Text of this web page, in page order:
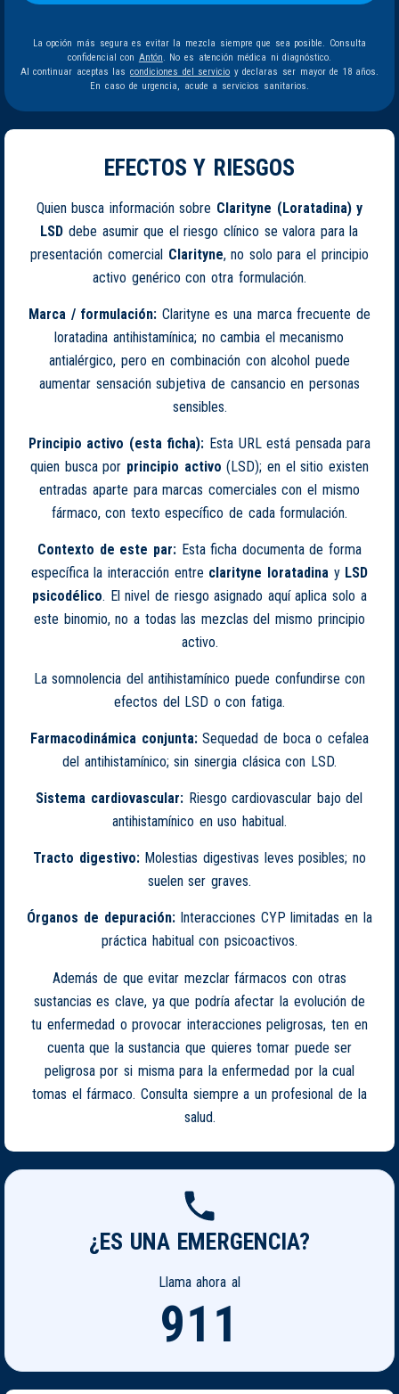
La opción más segura es evitar la mezcla siempre que sea posible. Consulta
confidencial con Antón. No es atención médica ni diagnóstico.
Al continuar aceptas las condiciones del servicio y declaras ser mayor de 18 años.
En caso de urgencia, acude a servicios sanitarios.
EFECTOS Y RIESGOS
Quien busca información sobre Clarityne (Loratadina) y
LSD debe asumir que el riesgo clínico se valora para la
presentación comercial Clarityne, no solo para el principio
activo genérico con otra formulación.
Marca / formulación: Clarityne es una marca frecuente de
loratadina antihistamínica; no cambia el mecanismo
antialérgico, pero en combinación con alcohol puede
aumentar sensación subjetiva de cansancio en personas
sensibles.
Principio activo (esta ficha): Esta URL está pensada para
quien busca por principio activo (LSD); en el sitio existen
entradas aparte para marcas comerciales con el mismo
fármaco, con texto específico de cada formulación.
Contexto de este par:Esta ficha documenta de forma
específica la interacción entre clarityne loratadinay LSD
psicodélico. El nivel de riesgo asignado aquí aplica solo a
este binomio, no a todas las mezclas del mismo principio
activo.
La somnolencia del antihistamínico puede confundirse con
efectos del LSD o con fatiga.
Farmacodinámica conjunta:Sequedad de boca o cefalea
del antihistamínico; sin sinergia clásica con LSD.
Sistema cardiovascular: Riesgo cardiovascular bajo del
antihistamínico en uso habitual.
Tracto digestivo:Molestias digestivas leves posibles; no
suelen ser graves.
Órganos de depuración:Interacciones CYP limitadas en la
práctica habitual con psicoactivos.
Además de que evitar mezclar fármacos con otras
sustancias es clave, ya que podría afectar la evolución de
tu enfermedad o provocar interacciones peligrosas, ten en
cuenta que la sustancia que quieres tomar puede ser
peligrosa por si misma para la enfermedad por la cual
tomas el fármaco. Consulta siempre a un profesional de la
salud.
¿ES UNA EMERGENCIA?
Llama ahora al
911